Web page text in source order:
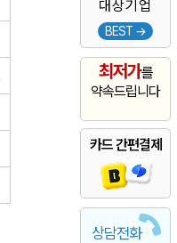
대상기업
BEST →
최저가를
약속드립니다
카드 간편결제
상담전화